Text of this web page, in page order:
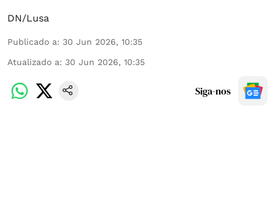
DN/Lusa
Publicado a: 30 Jun 2026, 10:35
Atualizado a: 30 Jun 2026, 10:35
Siga-nos